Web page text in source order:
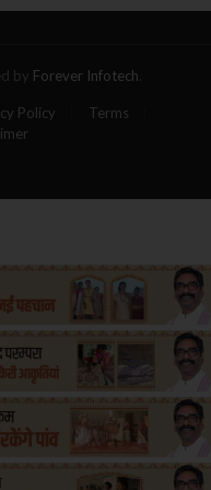
by Forever Infotech
Policy
Terms